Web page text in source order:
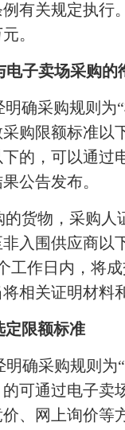
有关规定执行
。
电子卖场采购的
确采购规则
购限额标准
下的，可以通
公告发布。
货物，采购
入围供应商以
工作日内，将
相关证明材料
定限额标准
确采购规则
的可通过电子
、网上询价等